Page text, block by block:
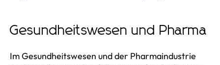
Gesundheitswesen und Pharma
Im Gesundheitswesen und der Pharmaindustrie